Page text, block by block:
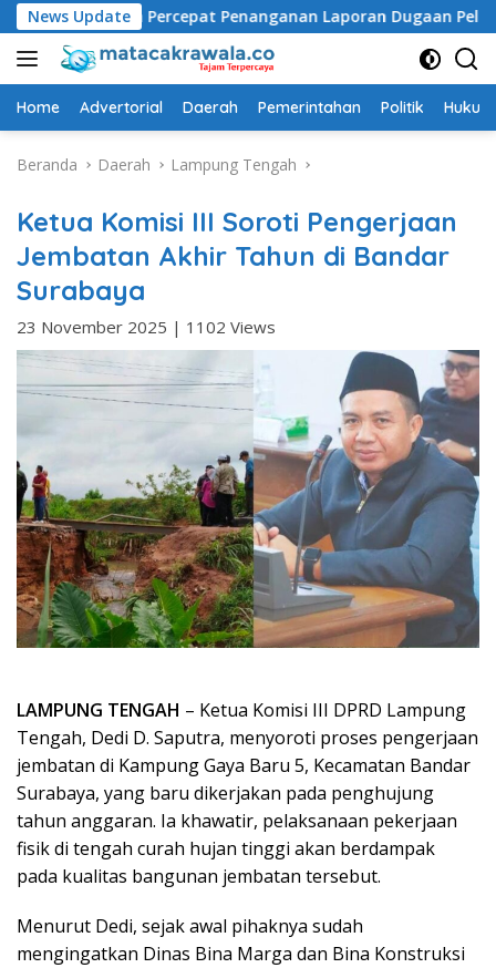
Langsung
ke
konten
News Update
Percepat Penanganan Laporan Dugaan Pelanggaran UU ITE
Home Advertorial Daerah Pemerintahan Politik
Beranda Daerah Lampung Tengah
Ketua Komisi III Soroti Pengerjaan
Jembatan Akhir Tahun di Bandar
Surabaya
23 November 2025 | 1102 Views
LAMPUNG TENGAH – Ketua Komisi III DPRD Lampung
Tengah, Dedi D. Saputra, menyoroti proses pengerjaan
jembatan di Kampung Gaya Baru 5, Kecamatan Bandar
Surabaya, yang baru dikerjakan pada penghujung
tahun anggaran. Ia khawatir, pelaksanaan pekerjaan
fisik di tengah curah hujan tinggi akan berdampak
pada kualitas bangunan jembatan tersebut.
Menurut Dedi, sejak awal pihaknya sudah
mengingatkan Dinas Bina Marga dan Bina Konstruksi